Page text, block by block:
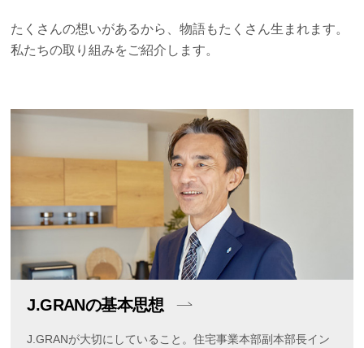
たくさんの想いがあるから、物語もたくさん生まれます。
私たちの取り組みをご紹介します。
J.GRANの基本思想
J.GRANが大切にしていること。住宅事業本部副本部長イン